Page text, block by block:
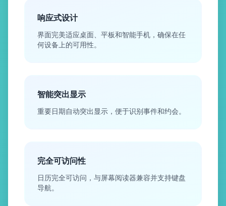
响应式设计
界面完美适应桌面、平板和智能手机，确保在任
何设备上的可用性。
智能突出显示
重要日期自动突出显示，便于识别事件和约会。
完全可访问性
日历完全可访问，与屏幕阅读器兼容并支持键盘
导航。